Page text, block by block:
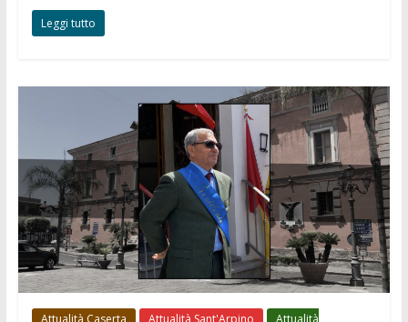
Leggi tutto
Attualità Caserta Attualità Sant'Arpino Attualità